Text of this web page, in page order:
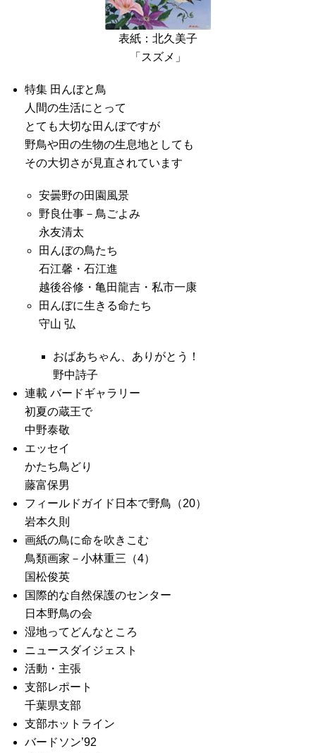
表紙：北久美子
「スズメ」
特集 田んぼと鳥
人間の生活にとって
とても大切な田んぼですが
野鳥や田の生物の生息地としても
その大切さが見直されています
安曇野の田園風景
野良仕事－鳥ごよみ
永友清太
田んぼの鳥たち
石江馨・石江進
越後谷修・亀田龍吉・私市一康
田んぼに生きる命たち
守山 弘
おばあちゃん、ありがとう！
野中詩子
連載 バードギャラリー
初夏の蔵王で
中野泰敬
エッセイ
かたち鳥どり
藤富保男
フィールドガイド日本で野鳥（20）
岩本久則
画紙の鳥に命を吹きこむ
鳥類画家－小林重三（4）
国松俊英
国際的な自然保護のセンター
日本野鳥の会
湿地ってどんなところ
ニュースダイジェスト
活動・主張
支部レポート
千葉県支部
支部ホットライン
バードソン’92